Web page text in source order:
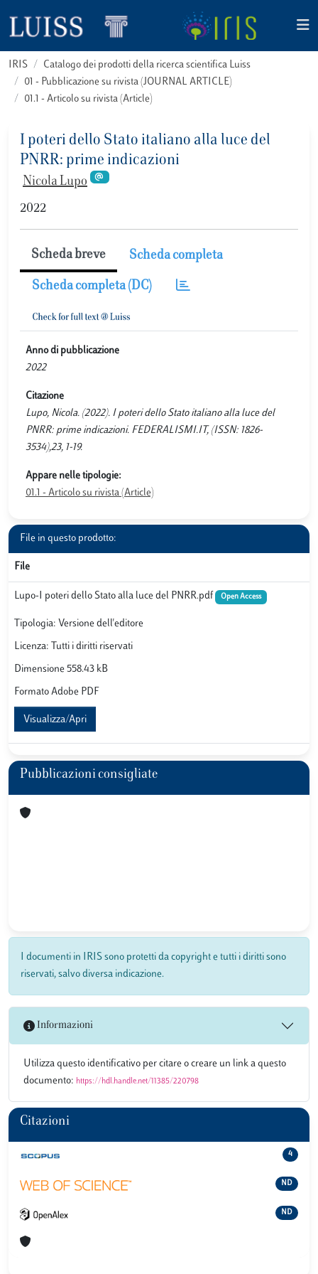
IRIS
Catalogo dei prodotti della ricerca scientifica Luiss
01 - Pubblicazione su rivista (JOURNAL ARTICLE)
01.1 - Articolo su rivista (Article)
I poteri dello Stato italiano alla luce del
PNRR: prime indicazioni
Nicola Lupo
2022
Scheda breve Scheda completa
Scheda completa (DC)
Anno di pubblicazione
2022
Citazione
Lupo, Nicola. (2022). I poteri dello Stato italiano alla luce del
PNRR: prime indicazioni. FEDERALISMI.IT, (ISSN: 1826-
3534),23, 1-19.
Appare nelle tipologie:
01.1 - Articolo su rivista (Article)
File in questo prodotto:
File
Lupo-I poteri dello Stato alla luce del PNRR.pdf Open Access
Tipologia: Versione dell'editore
Licenza: Tutti i diritti riservati
Dimensione 558.43 kB
Formato Adobe PDF
Visualizza/Apri
Pubblicazioni consigliate
I documenti in IRIS sono protetti da copyright e tutti i diritti sono
riservati, salvo diversa indicazione.
Informazioni
Utilizza questo identificativo per citare o creare un link a questo
documento: https://hdl.handle.net/11385/220798
Citazioni
4
ND
ND